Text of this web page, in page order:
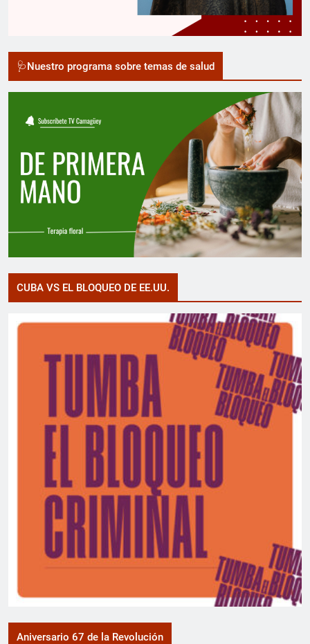
🩺Nuestro programa sobre temas de salud
CUBA VS EL BLOQUEO DE EE.UU.
Aniversario 67 de la Revolución